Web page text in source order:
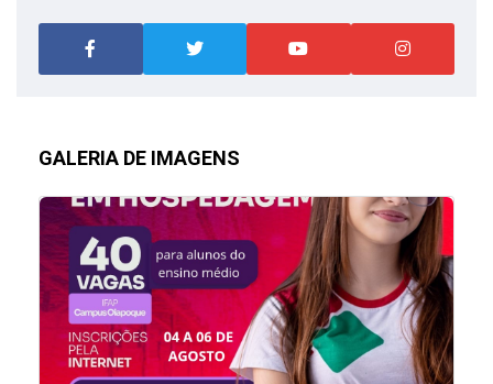
GALERIA DE IMAGENS